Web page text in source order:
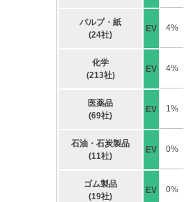
パルプ・紙
(24社)
EV 4%
化学
(213社)
EV 4%
医薬品
(69社)
EV 1%
石油・石炭製品
(11社)
EV 0%
ゴム製品
(19社)
EV 0%